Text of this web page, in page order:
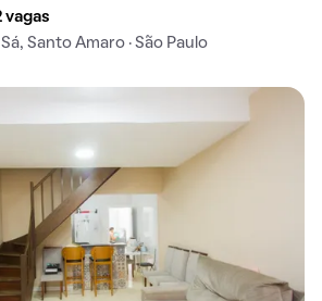
vagas
Santo Amaro · São Paulo